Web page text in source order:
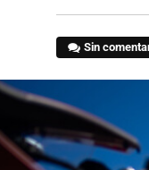
Sin